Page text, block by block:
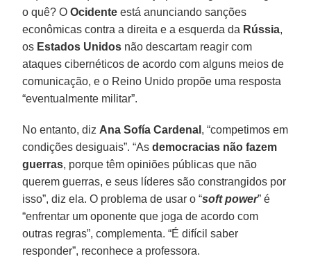
o quê? OOcidente está anunciando sanções
econômicas contra a direita e a esquerda da Rússia,
os Estados Unidos não descartam reagir com
ataques cibernéticos de acordo com alguns meios de
comunicação, e o Reino Unido propõe uma resposta
“eventualmente militar”.
No entanto, diz Ana Sofía Cardenal , “competimos em
condições desiguais”. “Asdemocracias não fazem
guerras, porque têm opiniões públicas que não
querem guerras, e seus líderes são constrangidos por
isso”, diz ela. O problema de usar o “soft power” é
“enfrentar um oponente que joga de acordo com
outras regras”, complementa. “É difícil saber
responder”, reconhece a professora.